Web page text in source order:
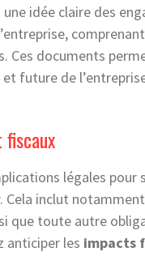
idée claire des
Ces documents
et future de
fiscaux
légales pour
inclut
que toute autre
anticiper les impacts